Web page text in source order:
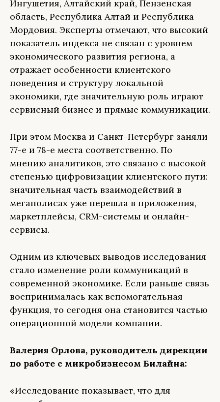
Ингушетия, Алтайский край, Пензенская
область, Республика Алтай и Республика
Мордовия. Эксперты отмечают, что высокий
показатель индекса не связан с уровнем
экономического развития региона, а
отражает особенности клиентского
поведения и структуру локальной
экономики, где значительную роль играют
сервисный бизнес и прямые коммуникации.
При этом Москва и Санкт-Петербург заняли
77-е и 78-е места соответственно. По
мнению аналитиков, это связано с высокой
степенью цифровизации клиентского пути:
значительная часть взаимодействий в
мегаполисах уже перешла в приложения,
маркетплейсы, CRM-системы и онлайн-
сервисы.
Одним из ключевых выводов исследования
стало изменение роли коммуникаций в
современной экономике. Если раньше связь
воспринималась как вспомогательная
функция, то сегодня она становится частью
операционной модели компании.
Валерия Орлова, руководитель дирекции
по работе с микробизнесом Билайна:
«Исследование показывает, что для